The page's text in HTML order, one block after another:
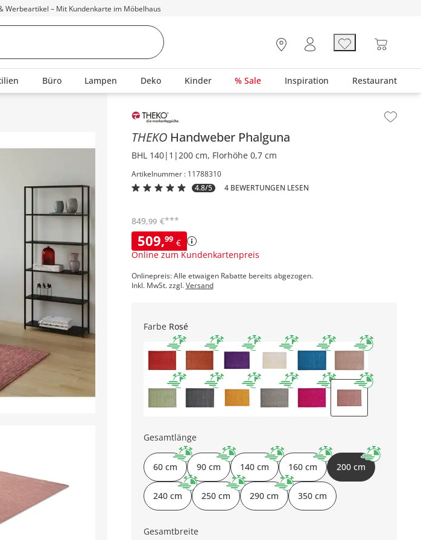
Werbeartikel – Mit Kundenkarte im Möbelhaus
Büro Lampen Deko Kinder % Sale Inspiration Restaurant
Inhalt der Seitenleiste überspringen - Zum Seitenende
THEKO Handweber Phalguna
BHL 140|1|200 cm, Florhöhe 0,7 cm
Artikelnummer : 11788310
4.8/5
4 BEWERTUNGEN LESEN
509,99 €
Online zum Kundenkartenpreis
849,99 €***
Onlinepreis: Alle etwaigen Rabatte bereits abgezogen.
Inkl. MwSt. zzgl.Versand
Farbe Rosé
Gesamtlänge
60 cm 90 cm 140 cm 160 cm 200 cm
240 cm 250 cm 290 cm 350 cm
Gesamtbreite